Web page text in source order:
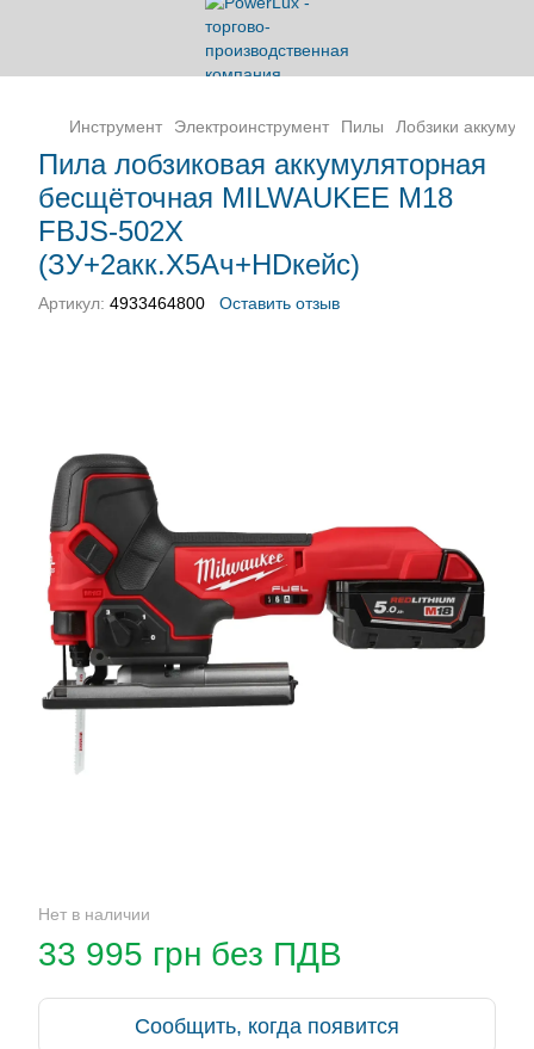
Инструмент Электроинструмент Пилы Лобзики
Пила лобзиковая аккумуляторная
бесщёточная MILWAUKEE M18
FBJS-502X
(ЗУ+2акк.Х5Ач+HDкейс)
Артикул: 4933464800 Оставить отзыв
Нет в наличии
33 995 грн без ПДВ
Сообщить, когда появится